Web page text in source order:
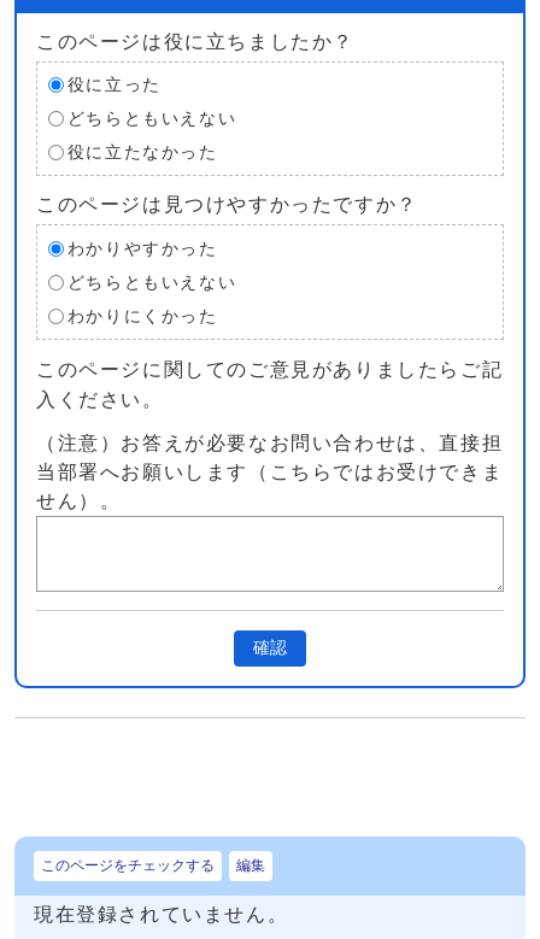
このページは役に立ちましたか？
役に立った
どちらともいえない
役に立たなかった
このページは見つけやすかったですか？
わかりやすかった
どちらともいえない
わかりにくかった
このページに関してのご意見がありましたらご記
入ください。
（注意）お答えが必要なお問い合わせは、直接担
当部署へお願いします（こちらではお受けできま
せん）。
確認
このページをチェックする 編集
現在登録されていません。